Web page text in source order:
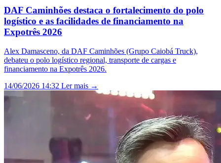
DAF Caminhões destaca o fortalecimento do polo
logístico e as facilidades de financiamento na
Expotrês 2026
Alex Damasceno, da DAF Caminhões (Grupo Caiobá Truck),
debateu o polo logístico regional, transporte de cargas e
financiamento na Expotrês 2026.
14/06/2026 14:32 Ler mais →